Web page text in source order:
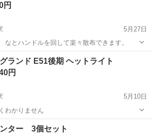
円
5月27日
ハンドルを回して楽々散布できます。
新川駅 家庭用品 ハンドル
ランド E51後期 ヘットライト
円
5月10日
わかりません
新川駅 外装、車外用品
ター 3個セット